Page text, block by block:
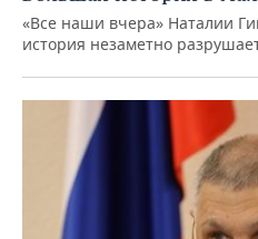
«Все наши вчера» Наталии
история незаметно